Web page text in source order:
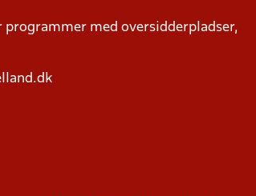
programmer med oversidderpladser,